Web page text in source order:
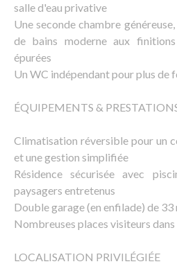
salle d'eau privative
Une seconde chambre
de bains moderne aux
épurées
Un WC indépendant pour plus de
ÉQUIPEMENTS &
Climatisation réversible pour un
et une gestion simplifiée
Résidence sécurisée avec
paysagers entretenus
Double garage (en enfilade) de
Nombreuses places visiteurs
LOCALISATION PRIVILÉGIÉE